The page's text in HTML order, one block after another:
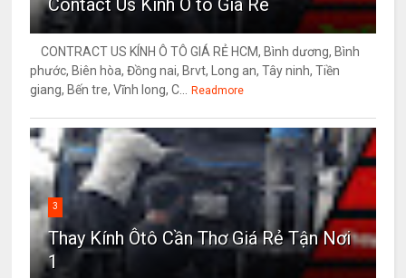
Contact Us Kinh O to Gia Re
CONTRACT US KÍNH Ô TÔ GIÁ RẺ HCM, Bình dương, Bình
phước, Biên hòa, Đồng nai, Brvt, Long an, Tây ninh, Tiền
giang, Bến tre, Vĩnh long, C...
Readmore
3
Thay Kính Ôtô Cần Thơ Giá Rẻ Tận Nơi
1